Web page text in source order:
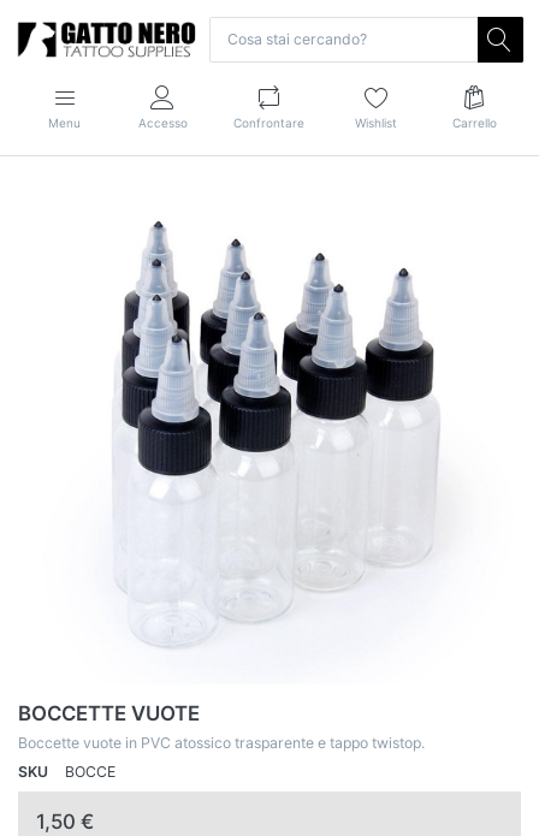
Menu Accesso Confrontare Wishlist Carrello
BOCCETTE VUOTE
Boccette vuote in PVC atossico trasparente e tappo twistop.
SKU
BOCCE
1,50 €